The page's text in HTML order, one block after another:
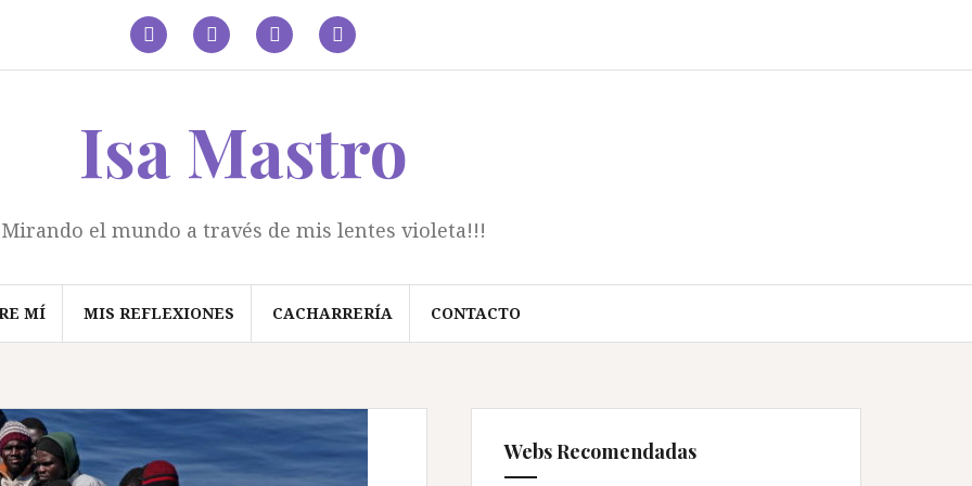
facebookTwitter LinkedinInstagram
Isa Mastro
Mirando el mundo a través de mis lentes violeta!!!
MÍ MIS REFLEXIONES CACHARRERÍA CONTACTO
Webs Recomendadas